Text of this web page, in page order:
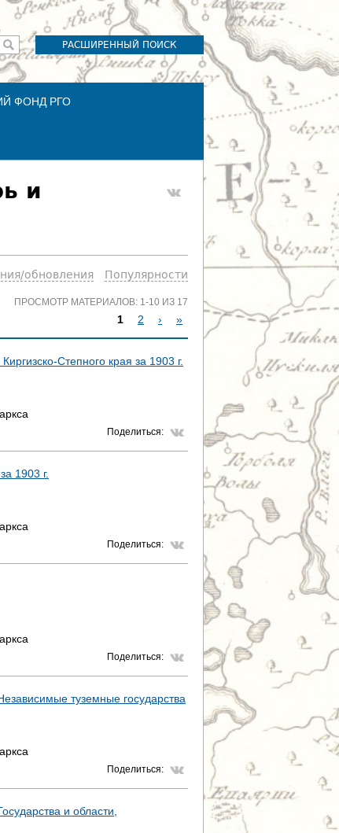
РАСШИРЕННЫЙ ПОИСК
ФОНД РГО
и
обновления Популярности
ПРОСМОТР МАТЕРИАЛОВ: 1-10 ИЗ 17
С
А
1 2 › »
Степного края за 1903 г.
Поделиться:
1903 г.
Поделиться:
Поделиться:
туземные государства
Поделиться:
и области,